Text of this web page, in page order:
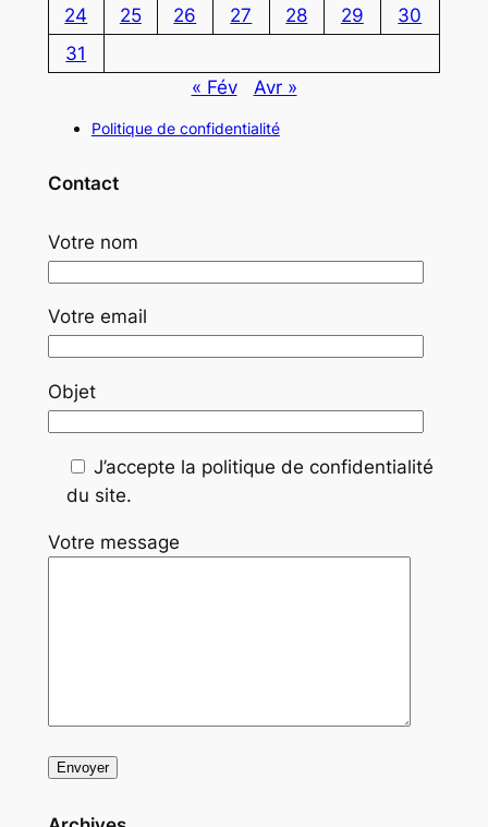
24
25 26 27 28 29
30
31
« Fév
Avr »
Politique de confidentialité
Contact
Votre nom
Votre email
Objet
J’accepte la politique de confidentialité
du site.
Votre message